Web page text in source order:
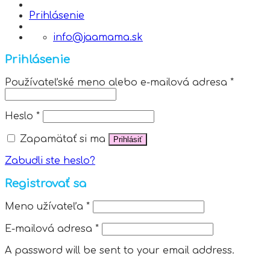
Prihlásenie
info@jaamama.sk
Prihlásenie
Používateľské meno alebo e-mailová adresa *
Heslo *
Zapamätať si ma Prihlásiť
Zabudli ste heslo?
Registrovať sa
Meno užívateľa *
E-mailová adresa *
A password will be sent to your email address.